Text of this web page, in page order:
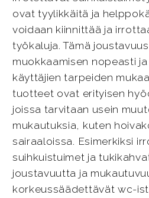
ovat tyylikkäitä ja
voidaan kiinnittää ja
työkaluja. Tämä
muokkaamisen nopeasti
käyttäjien tarpeiden
tuotteet ovat erityisen
joissa tarvitaan usein
mukautuksia, kuten
sairaaloissa. Esimerkiksi
suihkuistuimet ja
joustavuutta ja
korkeussäädettävät wc-